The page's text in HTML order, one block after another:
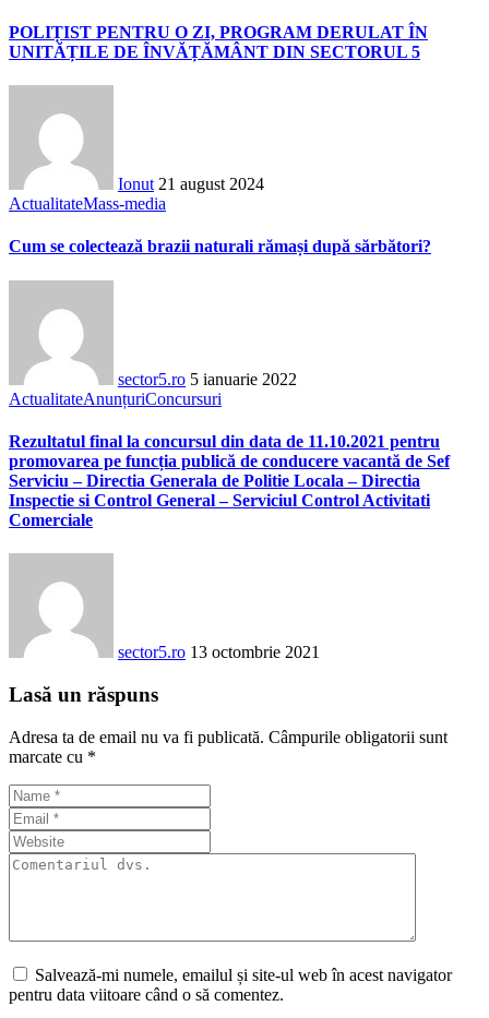
POLIȚIST PENTRU O ZI, PROGRAM DERULAT ÎN
UNITĂȚILE DE ÎNVĂȚĂMÂNT DIN SECTORUL 5
Ionut 21 august 2024
ActualitateMass-media
Cum se colectează brazii naturali rămași după sărbători?
sector5.ro 5 ianuarie 2022
ActualitateAnunțuriConcursuri
Rezultatul final la concursul din data de 11.10.2021 pentru
promovarea pe funcția publică de conducere vacantă de Sef
Serviciu – Directia Generala de Politie Locala – Directia
Inspectie si Control General – Serviciul Control Activitati
Comerciale
sector5.ro 13 octombrie 2021
Lasă un răspuns
Adresa ta de email nu va fi publicată. Câmpurile obligatorii sunt
marcate cu *
Salvează-mi numele, emailul și site-ul web în acest navigator
pentru data viitoare când o să comentez.